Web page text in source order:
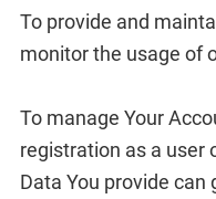
To provide and
monitor the usage of
To manage Your
registration as a user
Data You provide